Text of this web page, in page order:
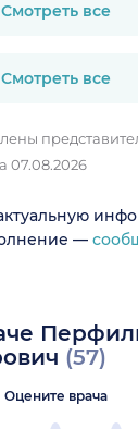
Смотреть все
Смотреть все
07.08.2026
—
(57)
Оцените врача